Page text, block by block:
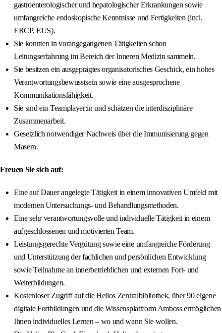
gastroenterologischer und hepatologischer Erkrankungen sowie
umfangreiche endoskopische Kenntnisse und Fertigkeiten (incl.
ERCP, EUS).
Sie konnten in vorangegangenen Tätigkeiten schon
Leitungserfahrung im Bereich der Inneren Medizin sammeln.
Sie besitzen ein ausgeprägtes organisatorisches Geschick, ein hohes
Verantwortungsbewusstsein sowie eine ausgesprochene
Kommunikationsfähigkeit.
Sie sind ein Teamplayer:in und schätzen die interdisziplinäre
Zusammenarbeit.
Gesetzlich notwendiger Nachweis über die Immunisierung gegen
Masern.
Freuen Sie sich auf:
Eine auf Dauer angelegte Tätigkeit in einem innovativen Umfeld mit
modernen Untersuchungs- und Behandlungsmethoden.
Eine sehr verantwortungsvolle und individuelle Tätigkeit in einem
aufgeschlossenen und motivierten Team.
Leistungsgerechte Vergütung sowie eine umfangreiche Förderung
und Unterstützung der fachlichen und persönlichen Entwicklung
sowie Teilnahme an innerbetrieblichen und externen Fort- und
Weiterbildungen.
Kostenloser Zugriff auf die Helios Zentralbibliothek, über 90 eigene
digitale Fortbildungen und die Wissensplattform Amboss ermöglichen
Ihnen individuelles Lernen – wo und wann Sie wollen.